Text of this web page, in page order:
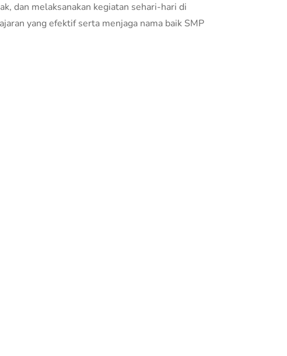
dan melaksanakan kegiatan sehari-hari di
yang efektif serta menjaga nama baik SMP